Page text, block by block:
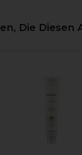
Die